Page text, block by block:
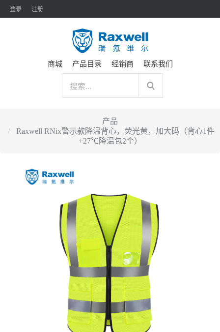
登录 注册
商城 产品目录 经销商 联系我们
产品
Raxwell RNix警示款降温背心，荧光黄，加大码（背心1件
+27℃降温包2个）